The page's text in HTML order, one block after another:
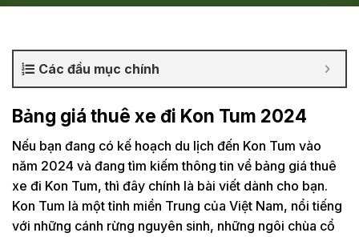
Các đầu mục chính
Bảng giá thuê xe đi Kon Tum 2024
Nếu bạn đang có kế hoạch du lịch đến Kon Tum vào
năm 2024 và đang tìm kiếm thông tin về bảng giá thuê
xe đi Kon Tum, thì đây chính là bài viết dành cho bạn.
Kon Tum là một tỉnh miền Trung của Việt Nam, nổi tiếng
với những cánh rừng nguyên sinh, những ngôi chùa cổ